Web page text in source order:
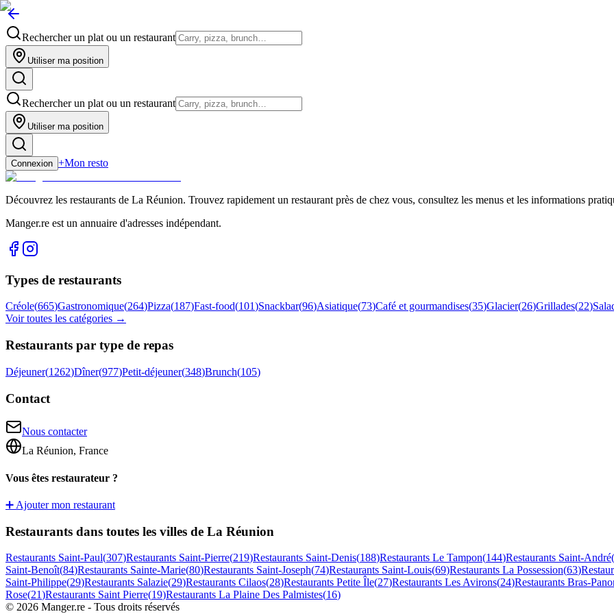
Rechercher un plat ou un restaurant
Utiliser ma position
Rechercher un plat ou un restaurant
Utiliser ma position
Connexion +Mon resto
Découvrez les restaurants de La Réunion. Trouvez rapidement un restaurant près de chez vous, consultez les menus et les informations
Manger.re est un annuaire d'adresses indépendant.
Types de restaurants
Créole(665)Gastronomique(264)Pizza(187)Fast-food(101)Snackbar(96)Asiatique(73)Café et gourmandises(35)Glacier(26)Grillades(22)
Voir toutes les catégories →
Restaurants par type de repas
Déjeuner(1262)Dîner(977)Petit-déjeuner(348)Brunch(105)
Contact
Nous contacter
La Réunion, France
Vous êtes restaurateur ?
➕ Ajouter mon restaurant
Restaurants dans toutes les villes de La Réunion
Restaurants Saint-Paul(307)Restaurants Saint-Pierre(219)Restaurants Saint-Denis(188)Restaurants Le Tampon(144)Restaurants Saint-André(
Saint-Benoît(84)Restaurants Sainte-Marie(80)Restaurants Saint-Joseph(74)Restaurants Saint-Louis(69)Restaurants La Possession(63)
Saint-Philippe(29)Restaurants Salazie(29)Restaurants Cilaos(28)Restaurants Petite Île(27)Restaurants Les Avirons(24)Restaurants Bras-
Rose(21)Restaurants Saint Pierre(19)Restaurants La Plaine Des Palmistes(16)
© 2026 Manger.re - Tous droits réservés